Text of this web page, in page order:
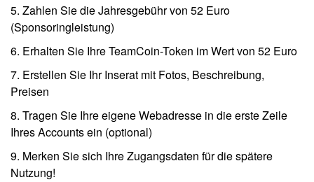
5. Zahlen Sie die Jahresgebühr von 52 Euro
(Sponsoringleistung)
6. Erhalten Sie Ihre TeamCoin-Token im Wert von 52 Euro
7. Erstellen Sie Ihr Inserat mit Fotos, Beschreibung,
Preisen
8. Tragen Sie Ihre eigene Webadresse in die erste Zeile
Ihres Accounts ein (optional)
9. Merken Sie sich Ihre Zugangsdaten für die spätere
Nutzung!